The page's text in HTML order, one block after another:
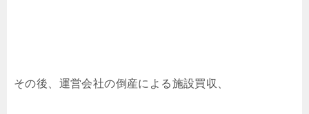
その後、運営会社の倒産による施設買収、